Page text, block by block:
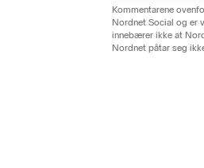
Kommentarene
Nordnet Social og er
innebærer ikke at
Nordnet påtar seg